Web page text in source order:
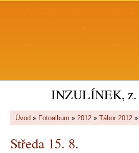
INZULÍNEK, z.
Úvod » Fotoalbum » 2012 » Tábor 2012
Středa 15. 8.